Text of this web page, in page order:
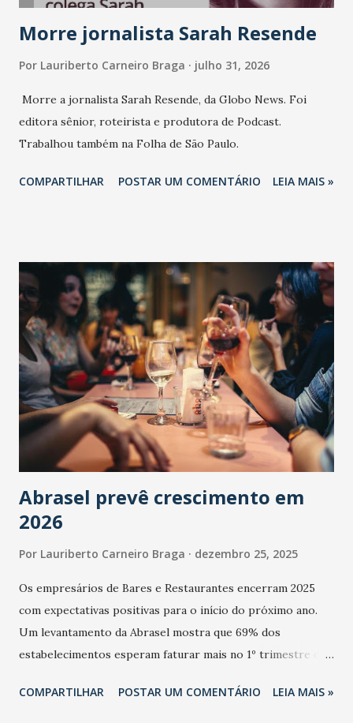
Morre jornalista Sarah Resende
Por Lauriberto Carneiro Braga julho 31, 2026
Morre a jornalista Sarah Resende, da Globo News. Foi
editora sênior, roteirista e produtora de Podcast.
Trabalhou também na Folha de São Paulo.
COMPARTILHAR POSTAR UM COMENTÁRIO LEIA MAIS »
Abrasel prevê crescimento em
2026
Por Lauriberto Carneiro Braga dezembro 25, 2025
Os empresários de Bares e Restaurantes encerram 2025
com expectativas positivas para o início do próximo ano.
Um levantamento da Abrasel mostra que 69% dos
estabelecimentos esperam faturar mais no 1º trimestre de
relação ao último trimestre deste ano, 56% também
COMPARTILHAR POSTAR UM COMENTÁRIO LEIA MAIS »